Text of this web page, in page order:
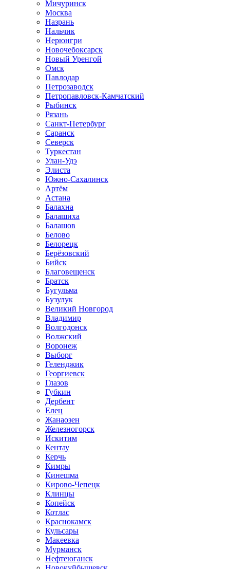
Мичуринск
Москва
Назрань
Нальчик
Нерюнгри
Новочебоксарск
Новый Уренгой
Омск
Павлодар
Петрозаводск
Петропавловск-Камчатский
Рыбинск
Рязань
Санкт-Петербург
Саранск
Северск
Туркестан
Улан-Удэ
Элиста
Южно-Сахалинск
Артём
Астана
Балахна
Балашиха
Балашов
Белово
Белорецк
Берёзовский
Бийск
Благовещенск
Братск
Бугульма
Бузулук
Великий Новгород
Владимир
Волгодонск
Волжский
Воронеж
Выборг
Геленджик
Георгиевск
Глазов
Губкин
Дербент
Елец
Жанаозен
Железногорск
Искитим
Кентау
Керчь
Кимры
Кинешма
Кирово-Чепецк
Клинцы
Копейск
Котлас
Краснокамск
Кульсары
Макеевка
Мурманск
Нефтеюганск